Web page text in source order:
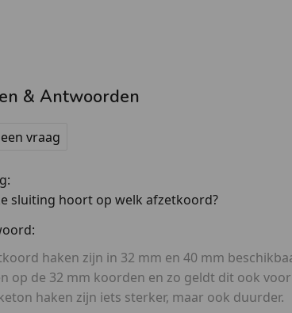
& Antwoorden
vraag
sluiting hoort op welk afzetkoord?
haken zijn in 32 mm en 40 mm
op de 32 mm koorden en zo geldt dit ook
haken zijn iets sterker, maar ook duurder.